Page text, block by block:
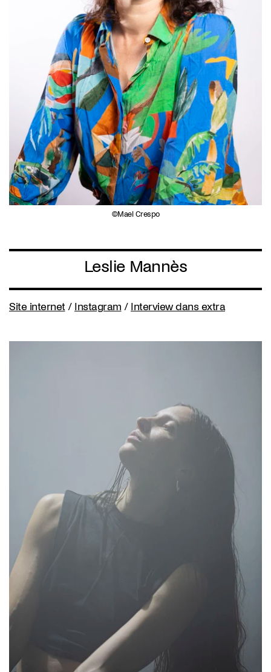
Mael Crespo
Leslie Mannès
Site internet/ Instagram / Interview dans extra